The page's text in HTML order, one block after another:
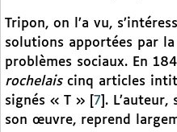
Tripon, on l’a vu,
solutions apportées par
problèmes sociaux. En
rochelais cinq articles
signés « T »
7 .
son œuvre, reprend